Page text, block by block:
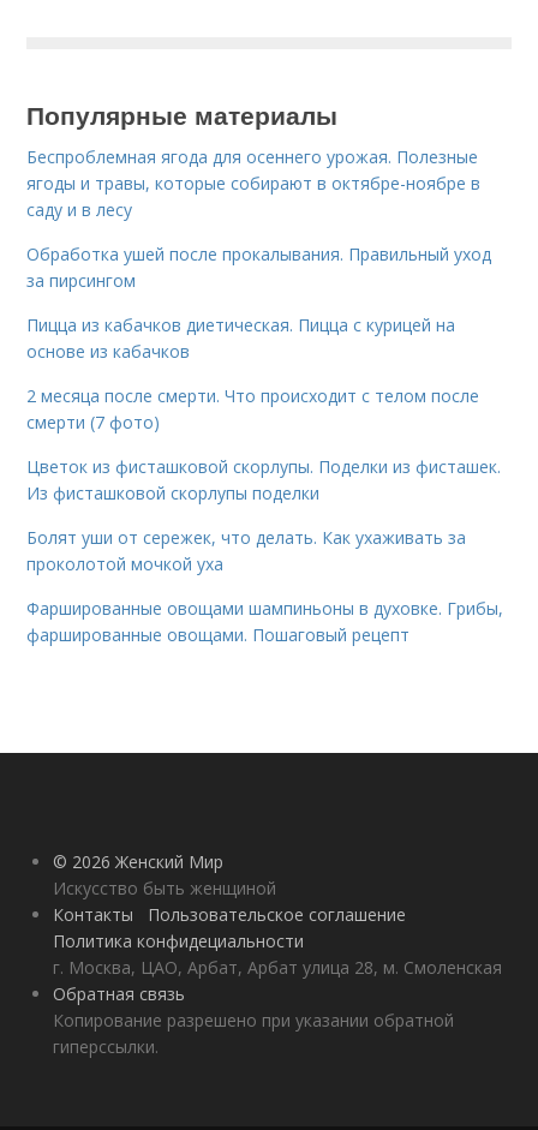
Популярные материалы
Беспроблемная ягода для осеннего урожая. Полезные
ягоды и травы, которые собирают в октябре-ноябре в
саду и в лесу
Обработка ушей после прокалывания. Правильный уход
за пирсингом
Пицца из кабачков диетическая. Пицца с курицей на
основе из кабачков
2 месяца после смерти. Что происходит с телом после
смерти (7 фото)
Цветок из фисташковой скорлупы. Поделки из фисташек.
Из фисташковой скорлупы поделки
Болят уши от сережек, что делать. Как ухаживать за
проколотой мочкой уха
Фаршированные овощами шампиньоны в духовке. Грибы,
фаршированные овощами. Пошаговый рецепт
© 2026 Женский Мир
Искусство быть женщиной
Контакты
Пользовательское соглашение
Политика конфидециальности
г. Москва, ЦАО, Арбат, Арбат улица 28, м. Смоленская
Обратная связь
Копирование разрешено при указании обратной
гиперссылки.